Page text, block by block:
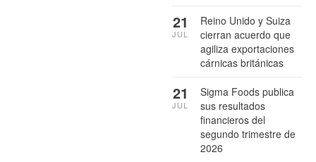
Reino Unido y Suiza
cierran acuerdo que
agiliza exportaciones
cárnicas británicas
21
JUL
Sigma Foods publica
sus resultados
financieros del
segundo trimestre de
2026
21
JUL